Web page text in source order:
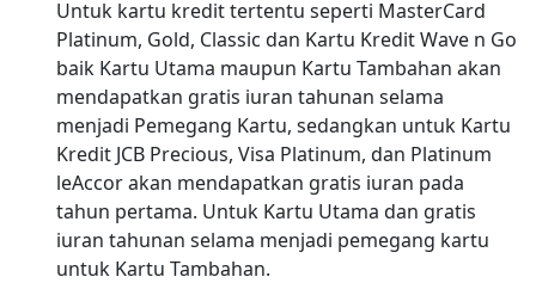
Untuk kartu kredit tertentu seperti MasterCard
Platinum, Gold, Classic dan Kartu Kredit Wave n Go
baik Kartu Utama maupun Kartu Tambahan akan
mendapatkan gratis iuran tahunan selama
menjadi Pemegang Kartu, sedangkan untuk Kartu
Kredit JCB Precious, Visa Platinum, dan Platinum
leAccor akan mendapatkan gratis iuran pada
tahun pertama. Untuk Kartu Utama dan gratis
iuran tahunan selama menjadi pemegang kartu
untuk Kartu Tambahan.